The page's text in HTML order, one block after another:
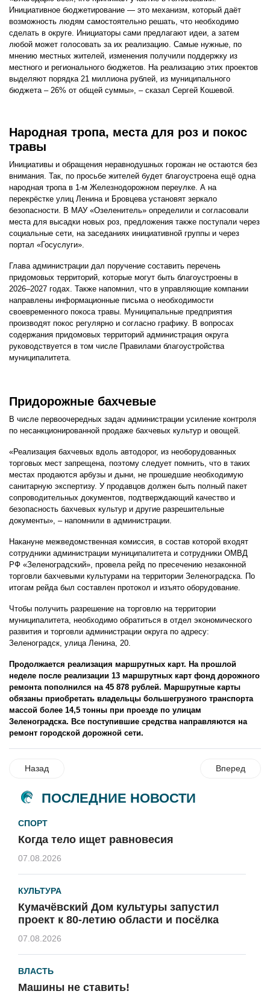
Инициативное бюджетирование — это механизм, который даёт
возможность людям самостоятельно решать, что необходимо
сделать в округе. Инициаторы сами предлагают идеи, а затем
любой может голосовать за их реализацию. Самые нужные, по
мнению местных жителей, изменения получили поддержку из
местного и регионального бюджетов. На реализацию этих проектов
выделяют порядка 21 миллиона рублей, из муниципального
бюджета – 26% от общей суммы», – сказал Сергей Кошевой.
Народная тропа, места для роз и покос
травы
Инициативы и обращения неравнодушных горожан не остаются без
внимания. Так, по просьбе жителей будет благоустроена ещё одна
народная тропа в 1-м Железнодорожном переулке. А на
перекрёстке улиц Ленина и Бровцева установят зеркало
безопасности. В МАУ «Озеленитель» определили и согласовали
места для высадки новых роз, предложения также поступали через
социальные сети, на заседаниях инициативной группы и через
портал «Госуслуги».
Глава администрации дал поручение составить перечень
придомовых территорий, которые могут быть благоустроены в
2026–2027 годах. Также напомнил, что в управляющие компании
направлены информационные письма о необходимости
своевременного покоса травы. Муниципальные предприятия
производят покос регулярно и согласно графику. В вопросах
содержания придомовых территорий администрация округа
руководствуется в том числе Правилами благоустройства
муниципалитета.
Придорожные бахчевые
В числе первоочередных задач администрации усиление контроля
по несанкционированной продаже бахчевых культур и овощей.
«Реализация бахчевых вдоль автодорог, из необорудованных
торговых мест запрещена, поэтому следует помнить, что в таких
местах продаются арбузы и дыни, не прошедшие необходимую
санитарную экспертизу. У продавцов должен быть полный пакет
сопроводительных документов, подтверждающий качество и
безопасность бахчевых культур и другие разрешительные
документы», – напомнили в администрации.
Накануне межведомственная комиссия, в состав которой входят
сотрудники администрации муниципалитета и сотрудники ОМВД
РФ «Зеленоградский», провела рейд по пресечению незаконной
торговли бахчевыми культурами на территории Зеленоградска. По
итогам рейда был составлен протокол и изъято оборудование.
Чтобы получить разрешение на торговлю на территории
муниципалитета, необходимо обратиться в отдел экономического
развития и торговли администрации округа по адресу:
Зеленоградск, улица Ленина, 20.
Продолжается реализация маршрутных карт. На прошлой
неделе после реализации 13 маршрутных карт фонд дорожного
ремонта пополнился на 45 878 рублей. Маршрутные карты
обязаны приобретать владельцы большегрузного транспорта
массой более 14,5 тонны при проезде по улицам
Зеленоградска. Все поступившие средства направляются на
ремонт городской дорожной сети.
Назад Вперед
ПОСЛЕДНИЕ НОВОСТИ
СПОРТ
Когда тело ищет равновесия
07.08.2026
КУЛЬТУРА
Кумачёвский Дом культуры запустил
проект к 80-летию области и посёлка
07.08.2026
ВЛАСТЬ
Машины не ставить!